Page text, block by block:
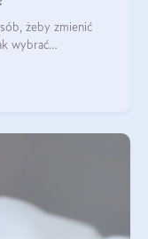
żeby zmienić
wybrać